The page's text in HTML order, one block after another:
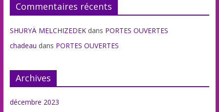
Commentaires récents
SHURYÄ MELCHIZEDEKdans PORTES OUVERTES
chadeau dans PORTES OUVERTES
Archives
décembre 2023